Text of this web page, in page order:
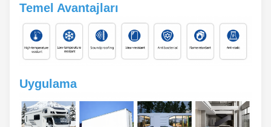
Temel Avantajları
Uygulama